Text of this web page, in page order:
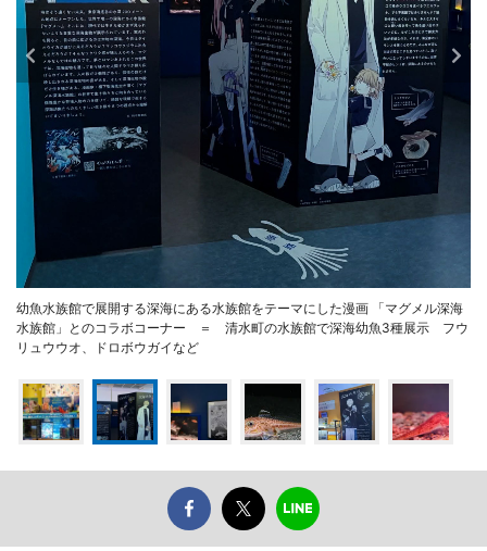
幼魚水族館で展開する深海にある水族館をテーマにした漫画 「マグメル深海
水族館」とのコラボコーナー ＝ 清水町の水族館で深海幼魚3種展示 フウ
リュウウオ、ドロボウガイなど